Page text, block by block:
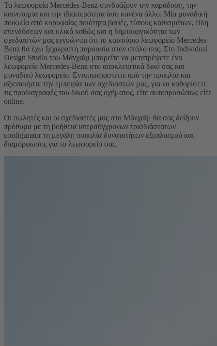
Τα λεωφορεία Mercedes-Benz συνδυάζουν την παράδοση, την
καινοτομία και την ιδιαιτερότητα όσο κανένα άλλο. Μία μοναδική
ποικιλία από κορυφαίας ποιότητα βαφές, τύπους καθισμάτων, είδη
επενδύσεων και υλικά καθώς και η δημιουργικότητα των
σχεδιαστών μας εγγυώνται ότι το καινούριο λεωφορείο Mercedes-
Benz θα έχω ξεχωριστή παρουσία στον στόλο σας. Στο Individual
Design Studio του Μάνχαϊμ μπορείτε να μετατρέψετε ένα
λεωφορείο Mercedes-Benz στο αποκλειστικά δικό σας και
μοναδικό λεωφορείο. Εντυπωσιαστείτε από την ποικιλία και
αξιοποιήστε την εμπειρία των σχεδιαστών μας, για να καθορίσετε
τις προδιαγραφές του δικού σας οχήματος, είτε αυτοπροσώπως είτε
online.
Οι πωλητές και οι σχεδιαστές μας στο Μάνχαϊμ θα σας δείξουν
πρόθυμα με τη βοήθεια υπερσύγχρονων τρισδιάστατων
configurator τη μεγάλη ποικιλία δυνατοτήτων εξοπλισμού και
διαμόρφωσης για το λεωφορείο σας.